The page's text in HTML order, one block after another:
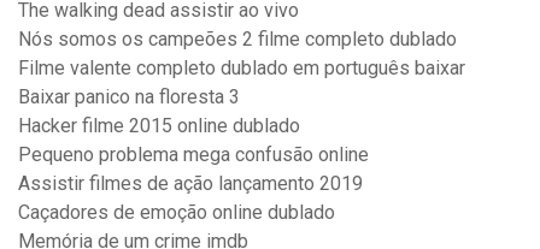
The walking dead assistir ao vivo
Nós somos os campeões 2 filme completo dublado
Filme valente completo dublado em português baixar
Baixar panico na floresta 3
Hacker filme 2015 online dublado
Pequeno problema mega confusão online
Assistir filmes de ação lançamento 2019
Caçadores de emoção online dublado
Memória de um crime imdb